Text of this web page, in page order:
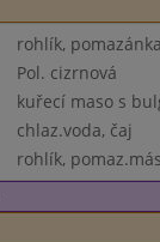
rohlík,
Pol. cizrnová
kuřecí maso s
chlaz.voda, čaj
rohlík,